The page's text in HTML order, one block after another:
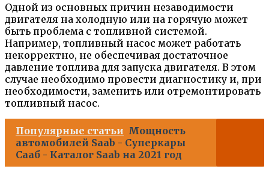
Одной из основных причин незаводимости
двигателя на холодную или на горячую может
быть проблема с топливной системой.
Например, топливный насос может работать
некорректно, не обеспечивая достаточное
давление топлива для запуска двигателя. В этом
случае необходимо провести диагностику и, при
необходимости, заменить или отремонтировать
топливный насос.
Популярные статьи Мощность
автомобилей Saab - Суперкары
Сааб - Каталог Saab на 2021 год